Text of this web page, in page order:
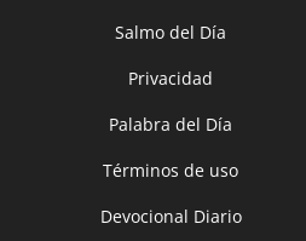
Salmo del Día
Privacidad
Palabra del Día
Términos de uso
Devocional Diario